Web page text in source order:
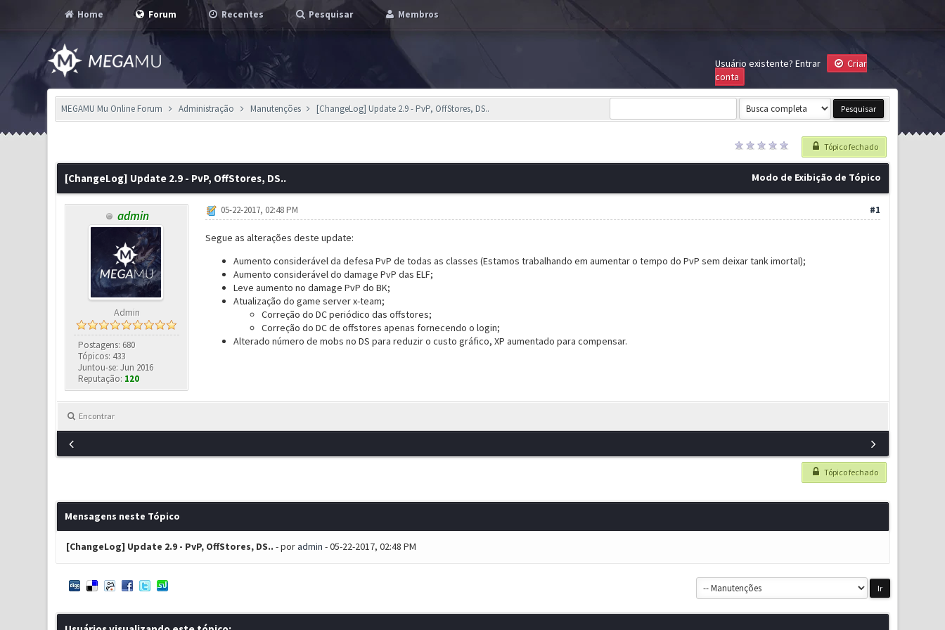
Home Forum Recentes Pesquisar Membros
Usuário existente? Entrar
Criar
conta
MEGAMU Mu Online Forum Administração Manutenções [ChangeLog] Update 2.9 - PvP, OffStores, DS..
Tópico fechado
Modo de Exibição de Tópico
[ChangeLog] Update 2.9 - PvP, OffStores, DS..
admin
Admin
Postagens: 680
Tópicos: 433
Juntou-se: Jun 2016
Reputação: 120
#1
05-22-2017, 02:48 PM
Segue as alterações deste update:
Aumento considerável da defesa PvP de todas as classes (Estamos trabalhando em aumentar o tempo do PvP sem deixar tank imortal);
Aumento considerável do damage PvP das ELF;
Leve aumento no damage PvP do BK;
Atualização do game server x-team;
Correção do DC periódico das offstores;
Correção do DC de offstores apenas fornecendo o login;
Alterado número de mobs no DS para reduzir o custo gráfico, XP aumentado para compensar.
Encontrar
Tópico fechado
Mensagens neste Tópico
[ChangeLog] Update 2.9 - PvP, OffStores, DS.. - poradmin - 05-22-2017, 02:48 PM